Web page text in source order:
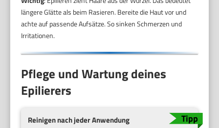
längere Glätte als beim Rasieren. Bereite die Haut vor und
achte auf passende Aufsätze. So sinken Schmerzen und
Irritationen.
Pflege und Wartung deines
Epilierers
Reinigen nach jeder Anwendung